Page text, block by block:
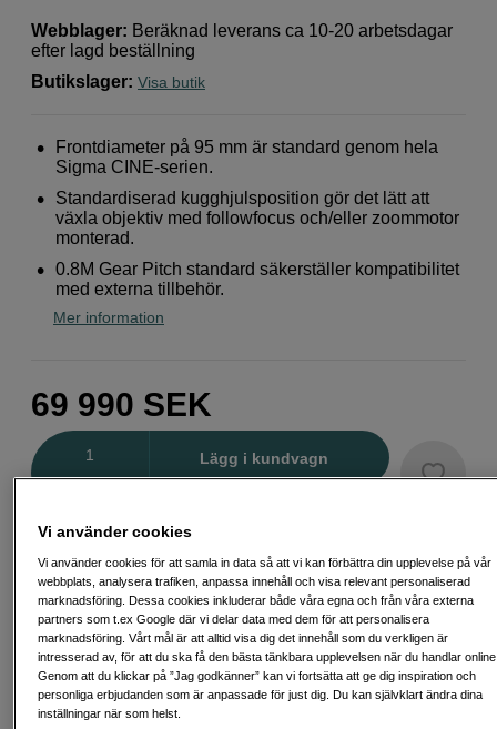
Webblager: Beräknad leverans ca 10-20 arbetsdagar
efter lagd beställning
Butikslager: Visa butik
Frontdiameter på 95 mm är standard genom hela
Sigma CINE-serien.
Standardiserad kugghjulsposition gör det lätt att
växla objektiv med followfocus och/eller zoommotor
monterad.
0.8M Gear Pitch standard säkerställer kompatibilitet
med externa tillbehör.
Mer information
69 990 SEK
Lägg i kundvagn
Exempel: 48 mån, 1 818 SEK/mån, totalt 87 843 SEK, effektiv ränta 10,45
%
Startavgift 579 SEK, aviavgift 45 SEK/mån tillkommer
Att låna kostar pengar! Om du inte kan betala tillbaka skulden i tid
riskerar du en betalningsanmärkning. Det kan leda till svårigheter att få hyra
bostad, teckna abonnemang och få nya lån. För stöd, vänd dig till budget-
och skuldrådgivningen i din kommun. Kontaktuppgifter finns på
konsumentverket.se (öppnas i ny flik)
Vi använder cookies
Vi använder cookies för att samla in data så att vi kan förbättra din upplevelse på vår
webbplats, analysera trafiken, anpassa innehåll och visa relevant personaliserad
marknadsföring. Dessa cookies inkluderar både våra egna och från våra externa
partners som t.ex Google där vi delar data med dem för att personalisera
marknadsföring. Vårt mål är att alltid visa dig det innehåll som du verkligen är
intresserad av, för att du ska få den bästa tänkbara upplevelsen när du handlar
Genom att du klickar på ”Jag godkänner” kan vi fortsätta att ge dig inspiration och
personliga erbjudanden som är anpassade för just dig. Du kan självklart ändra dina
inställningar när som helst.